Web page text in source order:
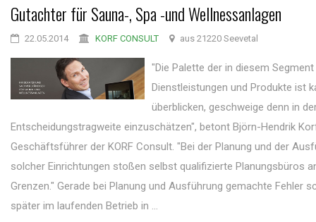
Gutachter für Sauna-, Spa -und Wellnessanlagen
22.05.2014 KORF CONSULT aus 21220 Seevetal
"Die Palette der in diesem
Dienstleistungen und Produkte ist
überblicken, geschweige denn in
Entscheidungstragweite einzuschätzen", betont Björn-Hendrik
Geschäftsführer der KORF Consult. "Bei der Planung und der
solcher Einrichtungen stoßen selbst qualifizierte Planungsbüros
Grenzen." Gerade bei Planung und Ausführung gemachte Fehler
später im laufenden Betrieb in ...